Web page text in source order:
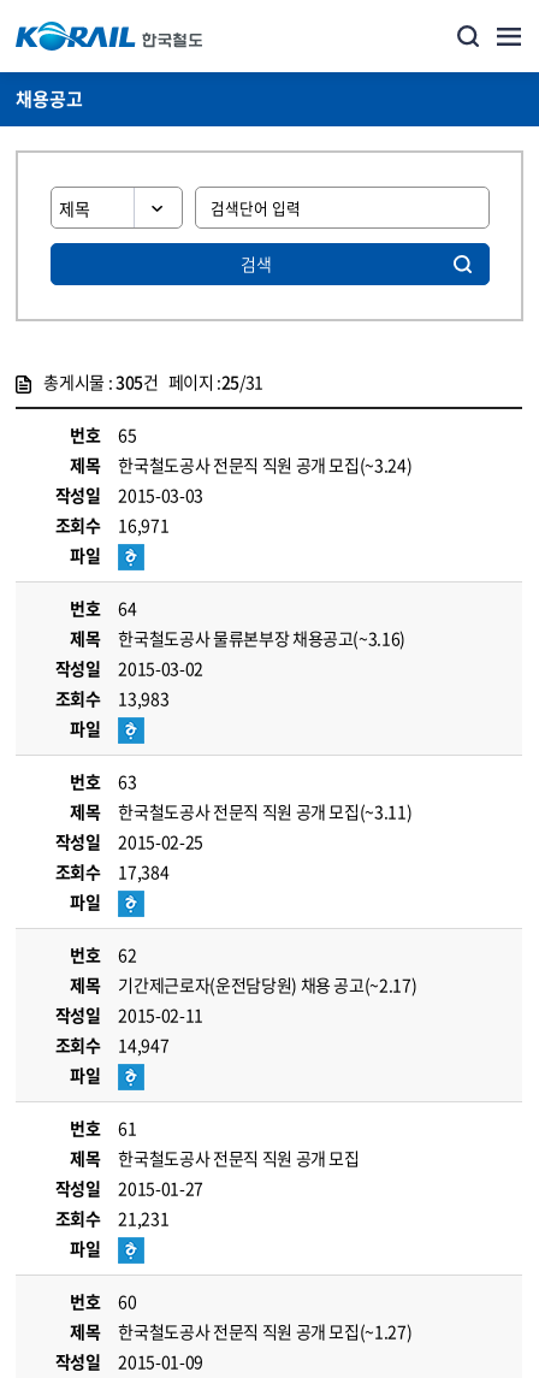
채용공고
검색
총게시물 :305건 페이지 :25/31
번호
65
제목
한국철도공사 전문직 직원 공개 모집(~3.24)
작성일
2015-03-03
조회수
16,971
파일
번호
64
제목
한국철도공사 물류본부장 채용공고(~3.16)
작성일
2015-03-02
조회수
13,983
파일
번호
63
제목
한국철도공사 전문직 직원 공개 모집(~3.11)
작성일
2015-02-25
조회수
17,384
파일
번호
62
제목
기간제근로자(운전담당원) 채용 공고(~2.17)
작성일
2015-02-11
조회수
14,947
파일
번호
61
제목
한국철도공사 전문직 직원 공개 모집
작성일
2015-01-27
조회수
21,231
파일
번호
60
제목
한국철도공사 전문직 직원 공개 모집(~1.27)
작성일
2015-01-09